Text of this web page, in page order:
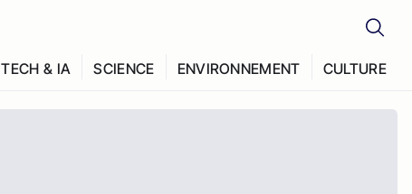
TECH & IA SCIENCE ENVIRONNEMENT CULTURE